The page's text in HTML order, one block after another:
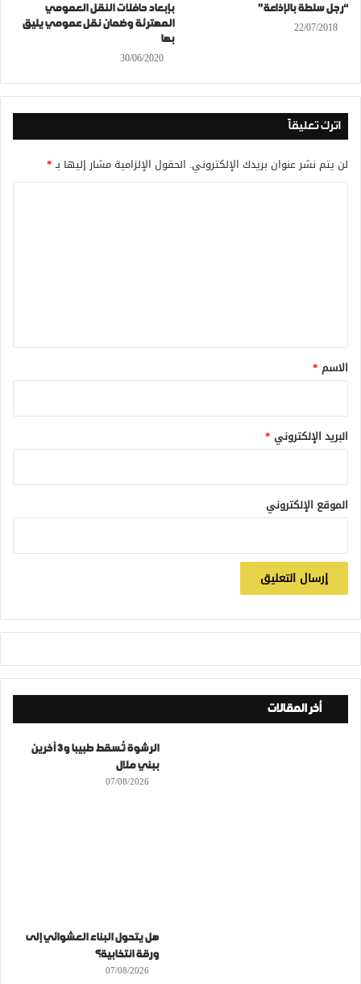
“رجل سلطة بالإذاعة”
22/07/2018
بإبعاد حافلات النقل العمومي
المهترئة وضمان نقل عمومي يليق
بها
30/06/2020
اترك تعليقاً
لن يتم نشر عنوان بريدك الإلكتروني. الحقول الإلزامية مشار إليها بـ*
*
الاسم *
البريد الإلكتروني *
الموقع الإلكتروني
أخر المقالات
الرشوة تُسقط طبيبا و3 آخرين
ببني ملال
07/08/2026
هل يتحول البناء العشوائي إلى
ورقة انتخابية؟
07/08/2026